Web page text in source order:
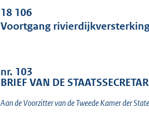
18 106
Voortgang
nr. 103
BRIEF VAN DE
Aan de Voorzitter van de Tweede Kamer der